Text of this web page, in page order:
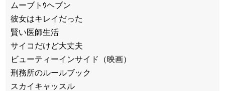
ムーブトｳヘブン
彼女はキレイだった
賢い医師生活
サイコだけど大丈夫
ビューティーインサイド（映画）
刑務所のルールブック
スカイキャッスル